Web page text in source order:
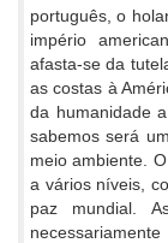
português, o
império
afasta-se da
as costas à
da humanidade
sabemos será
meio ambiente.
a vários níveis,
paz mundial.